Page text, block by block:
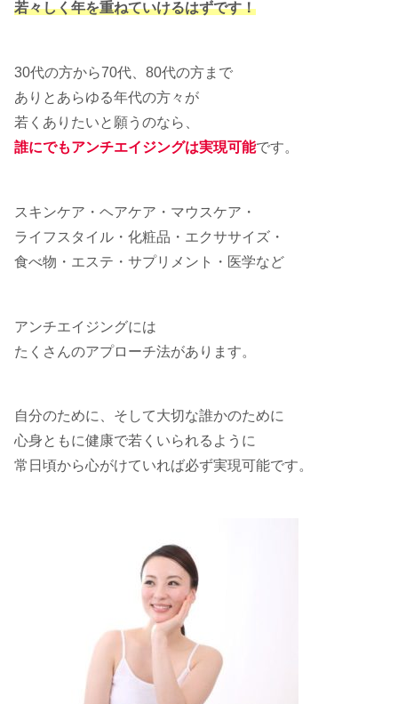
若々しく年を重ねていけるはずです！
30代の方から70代、80代の方まで
ありとあらゆる年代の方々が
若くありたいと願うのなら、
誰にでもアンチエイジングは実現可能です。
スキンケア・ヘアケア・マウスケア・
ライフスタイル・化粧品・エクササイズ・
食べ物・エステ・サプリメント・医学など
アンチエイジングには
たくさんのアプローチ法があります。
自分のために、そして大切な誰かのために
心身ともに健康で若くいられるように
常日頃から心がけていれば必ず実現可能です。